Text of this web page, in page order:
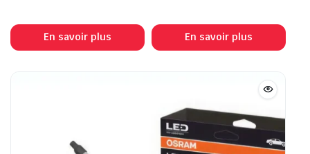
En savoir plus En savoir plus